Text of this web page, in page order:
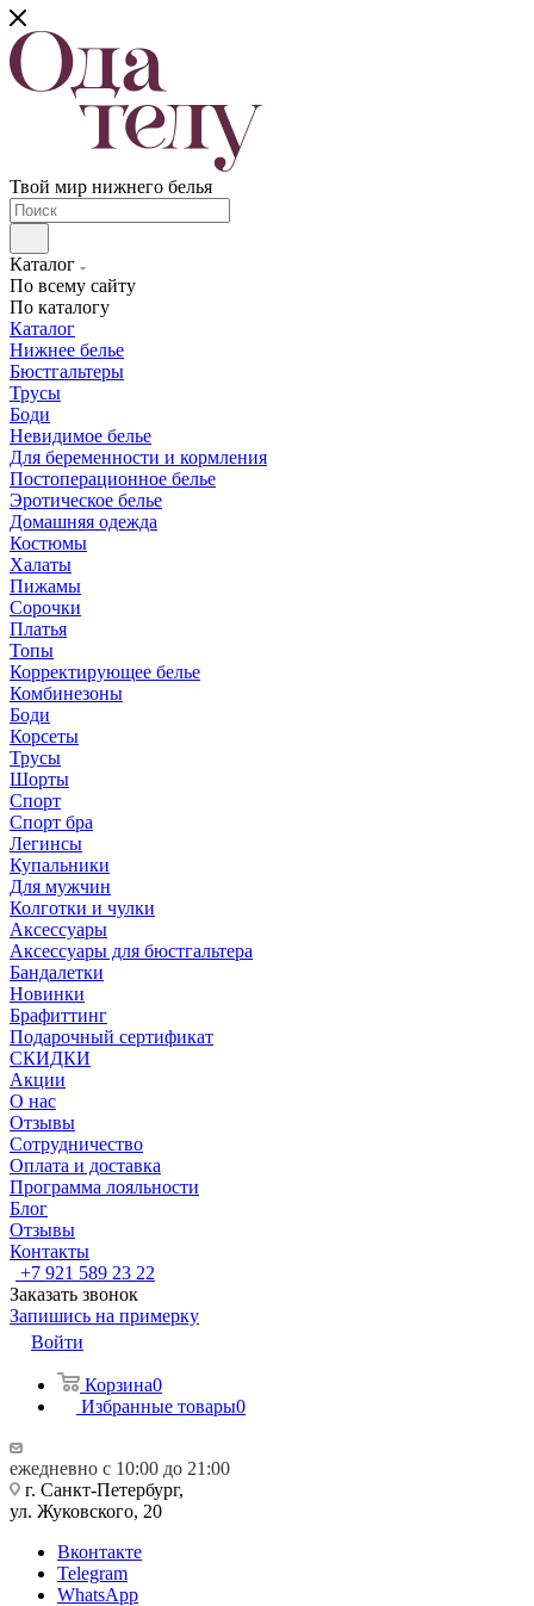
Твой мир нижнего белья
Каталог
По всему сайту
По каталогу
Каталог
Нижнее белье
Бюстгальтеры
Трусы
Боди
Невидимое белье
Для беременности и кормления
Постоперационное белье
Эротическое белье
Домашняя одежда
Костюмы
Халаты
Пижамы
Сорочки
Платья
Топы
Корректирующее белье
Комбинезоны
Боди
Корсеты
Трусы
Шорты
Спорт
Спорт бра
Легинсы
Купальники
Для мужчин
Колготки и чулки
Аксессуары
Аксессуары для бюстгальтера
Бандалетки
Новинки
Брафиттинг
Подарочный сертификат
СКИДКИ
Акции
О нас
Отзывы
Сотрудничество
Оплата и доставка
Программа лояльности
Блог
Отзывы
Контакты
+7 921 589 23 22
Заказать звонок
Запишись на примерку
Войти
Корзина0
Избранные товары0
ежедневно с 10:00 до 21:00
г. Санкт-Петербург,
ул. Жуковского, 20
Вконтакте
Telegram
WhatsApp